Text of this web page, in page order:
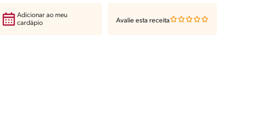
Adicionar ao meu
cardápio
Avalie esta receita